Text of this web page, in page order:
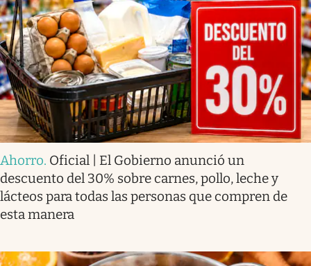
Ahorro. Oficial | El Gobierno anunció un
descuento del 30% sobre carnes, pollo, leche y
lácteos para todas las personas que compren de
esta manera